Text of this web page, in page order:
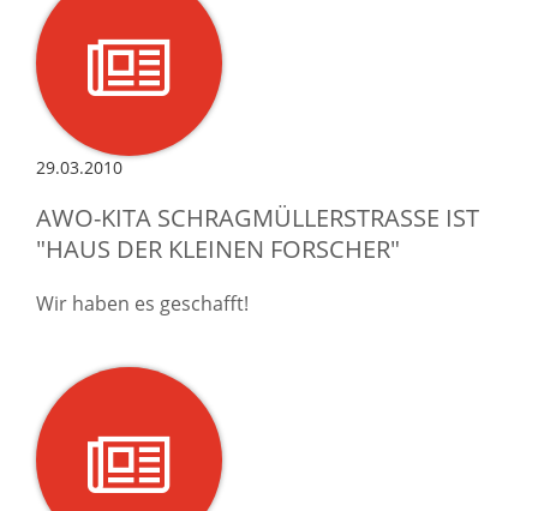
29.03.2010
AWO-KITA SCHRAGMÜLLERSTRASSE IST "
HAUS DER KLEINEN FORSCHER"
Wir haben es geschafft!